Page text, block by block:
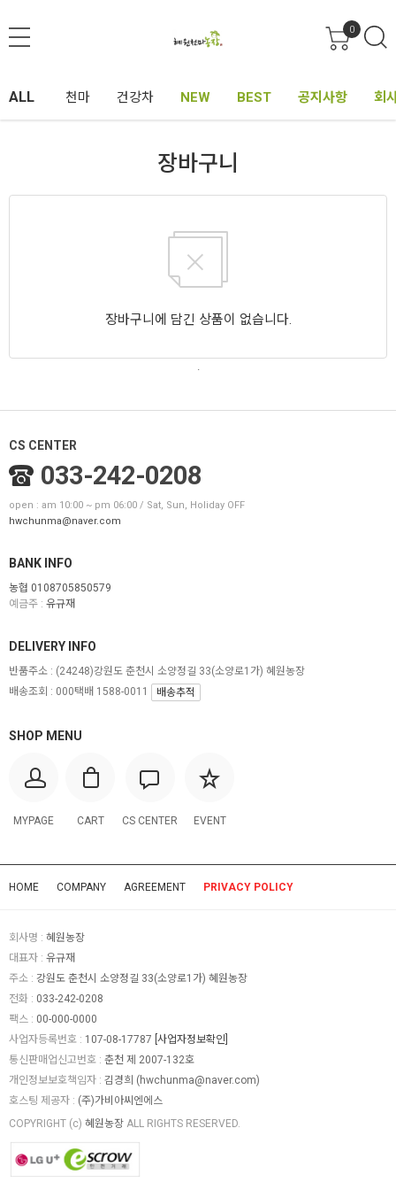
0
ALL 천마 건강차 NEW BEST 공지사항 회
장바구니
장바구니에 담긴 상품이 없습니다.
.
CS CENTER
033-242-0208
open : am 10:00 ~ pm 06:00 / Sat, Sun, Holiday OFF
hwchunma@naver.com
BANK INFO
농협 0108705850579
예금주 : 유규재
SHOP MENU
MYPAGE CART CS CENTER EVENT
DELIVERY INFO
반품주소 : (24248)강원도 춘천시 소양정길 33(소양로1가) 혜원농장
배송조회 : 000택배 1588-0011
배송추적
HOME COMPANY AGREEMENT PRIVACY POLICY
회사명 : 혜원농장
대표자 : 유규재
주소 : 강원도 춘천시 소양정길 33(소양로1가) 혜원농장
전화 : 033-242-0208
팩스 : 00-000-0000
사업자등록번호 : 107-08-17787 [사업자정보확인]
통신판매업신고번호 : 춘천 제 2007-132호
개인정보보호책임자 : 김경희 ( hwchunma@naver.com)
호스팅 제공자 : (주)가비아씨엔에스
COPYRIGHT (c) 혜원농장 ALL RIGHTS RESERVED.